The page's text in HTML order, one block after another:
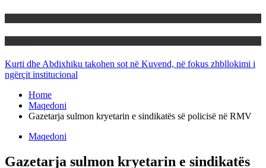
Kurti dhe Abdixhiku takohen sot në Kuvend, në fokus zhbllokimi i
ngërçit institucional
Home
Maqedoni
Gazetarja sulmon kryetarin e sindikatës së policisë në RMV
Maqedoni
Gazetarja sulmon kryetarin e sindikatës